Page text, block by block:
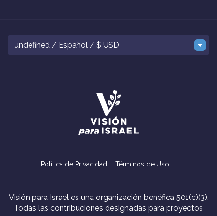
undefined / Español / $ USD
Política de Privacidad Términos de Uso
Visión para Israel es una organización benéfica 501(c)(3).
Todas las contribuciones designadas para proyectos